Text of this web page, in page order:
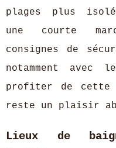
plages plus
une courte
consignes de
notamment avec
profiter de cette
reste un plaisir
Lieux de